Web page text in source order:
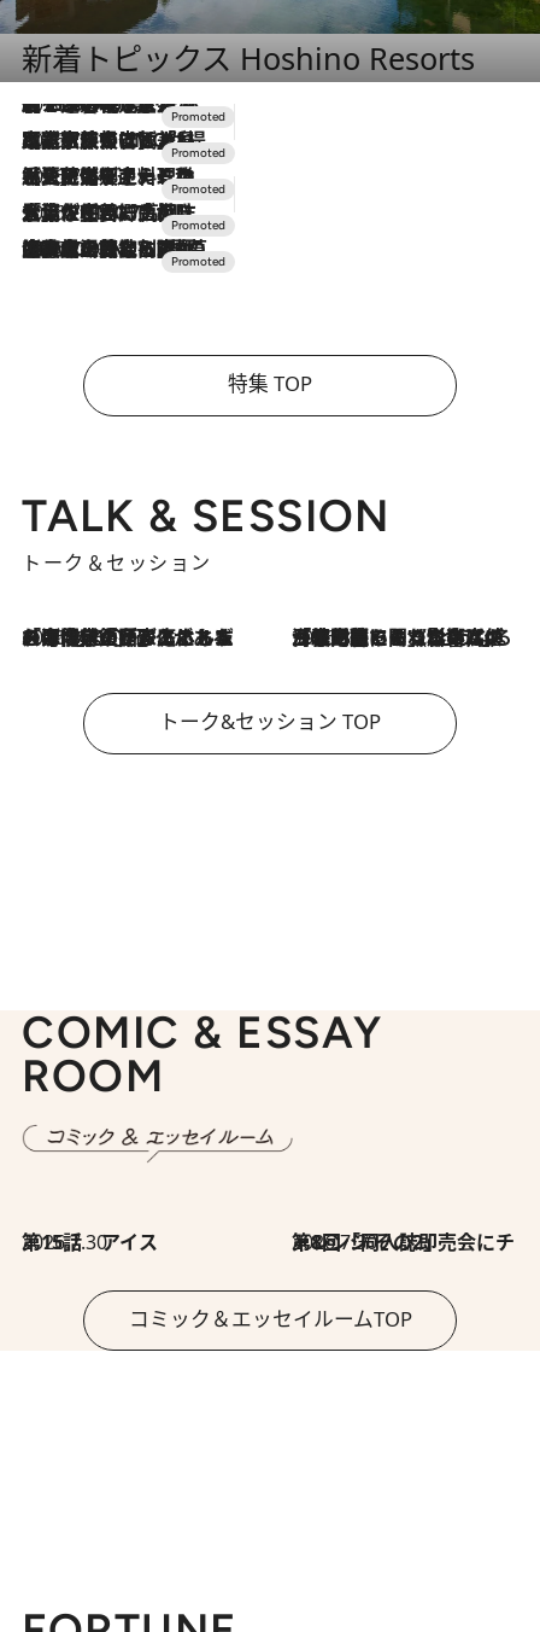
新着トピックス Hoshino Resorts
2026.8.7
【トンボの足水浴】ヒノキの香りに包まれて涼感マックス！約13℃の湧水かけ流しを避暑地「星野温泉 トンボの湯」で体験
2026.7.31
【ホテル帰省】という選択肢をOMOが提案。家族とほどよい距離を保つには「昼は実家、夜は気兼ねなくホテルで！」
2026.7.24
【夏限定ディナーコース】旬を迎える稚鮎や花ズッキーニなどをイタリア・トスカーナの郷土料理の手法で満喫！
2026.7.17
「土佐和ハーブかき氷」がOMO7高知に登場！生姜、山椒、大葉など目にも舌にも涼を呼ぶ郷土の味
2026.7.10
NEW OPEN！【界 草津】名湯の地に誕生。趣の異なる2種の温泉と上州ならではの会席・蕎麦割烹など美食を味わう究極の癒やし旅
特集 TOP
TALK & SESSION
トーク＆セッション
2026.8.3
「今後値上げがあるとすれば…」「リスクがあるのは今年の冬」エネルギー専門家が語る、ホルムズ海峡封鎖が家庭にもたらす“ある心配” 2026.8.3
「住宅建てられない…」「サーチャージ料の高値が続いている」ホルムズ海峡封鎖による影響はいつまで続く？《エネルギー専門家に聞く“どうなる日本の暮らし”》
トーク&セッション TOP
COMIC & ESSAY
ROOM
2026.7.30
第15話 アイス 2026.7.30
第8回「同人誌即売会にチャレンジ その2」
コミック＆エッセイルームTOP